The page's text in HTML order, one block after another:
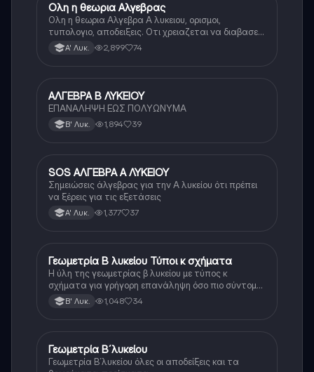
Μαθηματικά
Ολη η θεωρια Αλγεβρας
Ολη η θεωρια Αλγεβρα Α λυκειου, ορισμοι,
τυπολογιο, αποδειξεις. Οτι χρειαζεται να διαβασεις
για το θεωρητικο κομματι της αλγεβρας.
Α' Λυκ. 2,899 74
Μαθηματικά
ΑΛΓΕΒΡΑ Β ΛΥΚΕΙΟΥ
ΕΠΑΝΑΛΗΨΗ ΕΩΣ ΠΟΛΥΩΝΥΜΑ
Β' Λυκ. 1,894 39
Μαθηματικά
SOS ΑΛΓΕΒΡΑ Α ΛΥΚΕΙΟΥ
Σημειώσεις άλγεβρας για την Α λυκείου ότι πρέπει
να ξέρεις για τις εξετάσεις
Α' Λυκ. 1,377 37
Μαθηματικά
Γεωμετρία Β λυκείου Τύποι κ σχήματα
Η ύλη της γεωμετρίας β λυκείου με τύπος κ
σχήματα για γρήγορη επανάληψη όσο πιο σύντομα
γίνεταιΒ' Λυκ. 1,048 34
Μαθηματικά
Γεωμετρία Β´λυκείου
Γεωμετρία Β´λυκείου όλες οι αποδείξεις και τα